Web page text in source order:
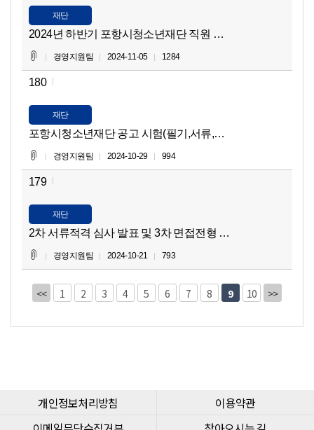
재단
2024년 하반기 포항시청소년재단 직원 채용 최종합격자 공고
경영지원팀 2024-11-05 1284
180
재단
포항시청소년재단 공고 시험(필기,서류,면접)합격자 안내 공
경영지원팀 2024-10-29 994
179
재단
2차 서류적격 심사 발표 및 3차 면접전형 안내 공고
경영지원팀 2024-10-21 793
<< 1 2 3 4 5 6 7 8 9 10 >>
개인정보처리방침
이용약관